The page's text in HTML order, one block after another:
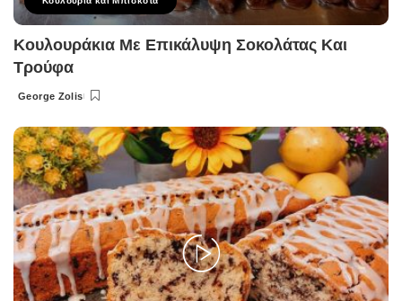
Κουλουράκια Με Επικάλυψη Σοκολάτας Και
Τρούφα
Posted
George Zolis